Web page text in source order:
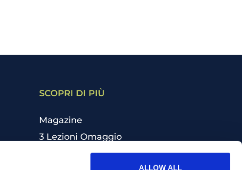
ALLOW ALL
SCOPRI DI PIÙ
Magazine
3 Lezioni Omaggio